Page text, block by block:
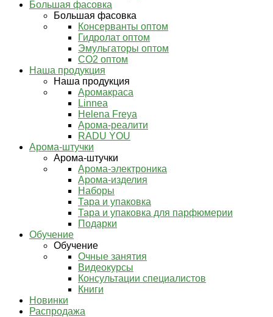
Большая фасовка
Большая фасовка
Консерванты оптом
Гидролат оптом
Эмульгаторы оптом
СО2 оптом
Наша продукция
Наша продукция
Аромакраса
Linnea
Helena Freya
Арома-реалити
RADU YOU
Арома-штучки
Арома-штучки
Арома-электроника
Арома-изделия
Наборы
Тара и упаковка
Тара и упаковка для парфюмерии
Подарки
Обучение
Обучение
Очные занятия
Видеокурсы
Консультации специалистов
Книги
Новинки
Распродажа